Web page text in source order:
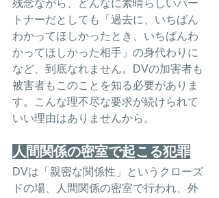
残念ながら、どんなに素晴らしいパー
トナーだとしても「過去に、いちばん
わかってほしかったとき、いちばんわ
かってほしかった相手」の身代わりに
など、到底なれません。DVの加害者も
被害者もこのことを知る必要がありま
す。こんな理不尽な要求が続けられて
いい理由はありませんから。
人間関係の密室で起こる犯罪
DVは「親密な関係性」というクローズ
ドの場、人間関係の密室で行われ、外